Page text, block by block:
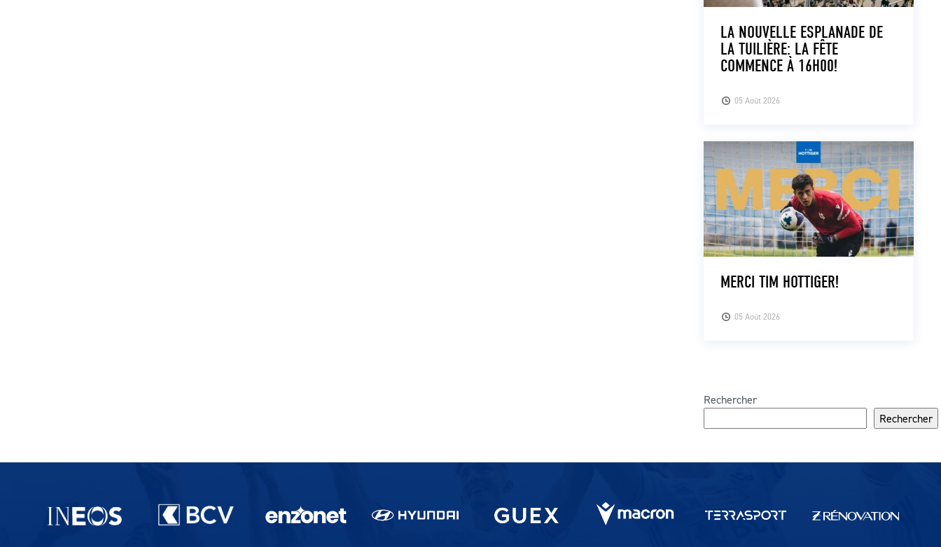
05 Août 2026
LA NOUVELLE ESPLANADE DE
LA TUILIÈRE: LA FÊTE
COMMENCE À 16H00!
05 Août 2026
MERCI TIM HOTTIGER!
Rechercher
Rechercher
Partenaires du lausanne-Sport